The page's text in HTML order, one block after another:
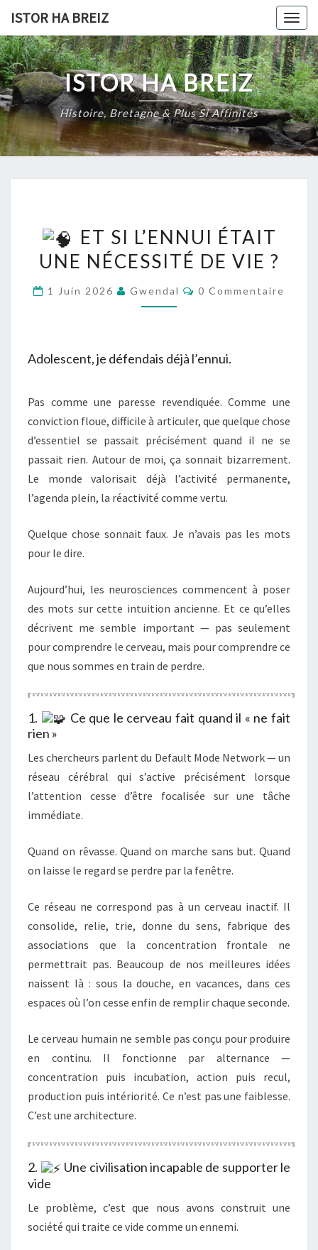
content
ISTOR HA BREIZ
ISTOR HA BREIZ
Histoire, Bretagne & Plus Si Affinités
ET
SI
L’ENNUI
ÉTAIT
DE
?
ET SI L’ENNUI ÉTAIT
UNE NÉCESSITÉ DE VIE ?
1 Juin 2026 Gwendal Commentaires
0 Commentaire
Adolescent, je défendais déjà l’ennui.
Pas comme une paresse revendiquée. Comme une
conviction floue, difficile à articuler, que quelque chose
d’essentiel se passait précisément quand il ne se
passait rien. Autour de moi, ça sonnait bizarrement.
Le monde valorisait déjà l’activité permanente,
l’agenda plein, la réactivité comme vertu.
Quelque chose sonnait faux. Je n’avais pas les mots
pour le dire.
Aujourd’hui, les neurosciences commencent à poser
des mots sur cette intuition ancienne. Et ce qu’elles
décrivent me semble important — pas seulement
pour comprendre le cerveau, mais pour comprendre ce
que nous sommes en train de perdre.
1.
Ce que le cerveau fait quand il « ne fait
rien »
Les chercheurs parlent du Default Mode Network — un
réseau cérébral qui s’active précisément lorsque
l’attention cesse d’être focalisée sur une tâche
immédiate.
Quand on rêvasse. Quand on marche sans but. Quand
on laisse le regard se perdre par la fenêtre.
Ce réseau ne correspond pas à un cerveau inactif. Il
consolide, relie, trie, donne du sens, fabrique des
associations que la concentration frontale ne
permettrait pas. Beaucoup de nos meilleures idées
naissent là : sous la douche, en vacances, dans ces
espaces où l’on cesse enfin de remplir chaque seconde.
Le cerveau humain ne semble pas conçu pour produire
en continu. Il fonctionne par alternance —
concentration puis incubation, action puis recul,
production puis intériorité. Ce n’est pas une faiblesse.
C’est une architecture.
2.
Une civilisation incapable de supporter le
vide
Le problème, c’est que nous avons construit une
société qui traite ce vide comme un ennemi.